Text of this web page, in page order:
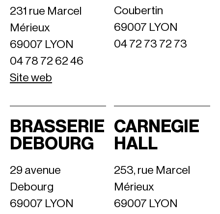
231 rue Marcel
Mérieux
69007 LYON
04 78 72 62 46
Site web
Coubertin
69007 LYON
04 72 73 72 73
BRASSERIE
DEBOURG
29 avenue
Debourg
69007 LYON
CARNEGIE
HALL
253, rue Marcel
Mérieux
69007 LYON